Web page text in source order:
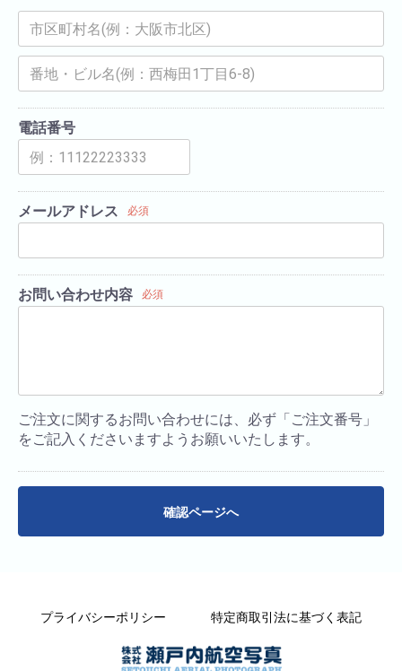
電話番号
メールアドレス 必須
お問い合わせ内容 必須
ご注文に関するお問い合わせには、必ず「ご注文番号」
をご記入くださいますようお願いいたします。
確認ページへ
プライバシーポリシー 特定商取引法に基づく表記